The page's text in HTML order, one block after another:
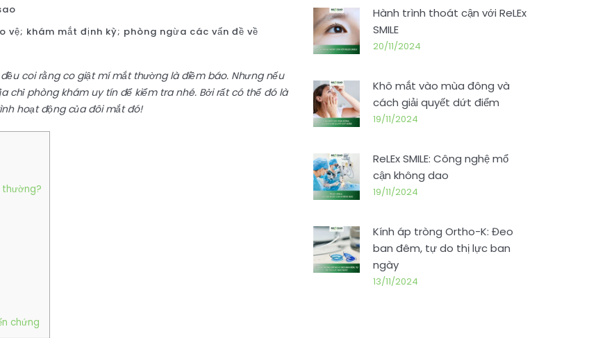
khám mắt định kỳ; phòng ngừa các vấn đề về
coi rằng co giật mí mắt thường là điềm báo. Nhưng nếu
chỉ phòng khám uy tín để kiểm tra nhé. Bởi rất có thể đó là
hoạt động của đôi mắt đó!
thường?
chứng
Hành trình thoát cận với ReLEx
SMILE
20/11/2024
Khô mắt vào mùa đông và
cách giải quyết dứt điểm
19/11/2024
ReLEx SMILE: Công nghệ mổ
cận không dao
19/11/2024
Kính áp tròng Ortho-K: Đeo
ban đêm, tự do thị lực ban
ngày
13/11/2024